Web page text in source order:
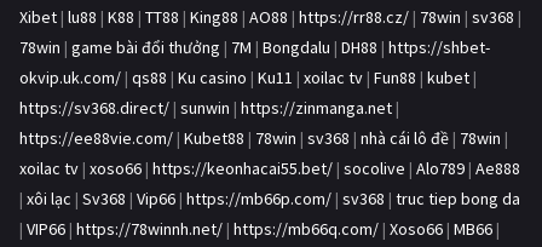
Xibet | lu88 | K88 | TT88 | King88 | AO88 | https://rr88.cz/ | 78win | sv368 |
78win | game bài đổi thưởng | 7M | Bongdalu | DH88 | https://shbet-
okvip.uk.com/ | qs88 | Ku casino | Ku11 | xoilac tv | Fun88 | kubet |
https://sv368.direct/ | sunwin | https://zinmanga.net |
https://ee88vie.com/ | Kubet88 | 78win | sv368 | nhà cái lô đề | 78win |
xoilac tv | xoso66 | https://keonhacai55.bet/ | socolive | Alo789 | Ae888
| xôi lạc | Sv368 | Vip66 | https://mb66p.com/ | sv368 | truc tiep bong da
| VIP66 | https://78winnh.net/ | https://mb66q.com/ | Xoso66 | MB66 |